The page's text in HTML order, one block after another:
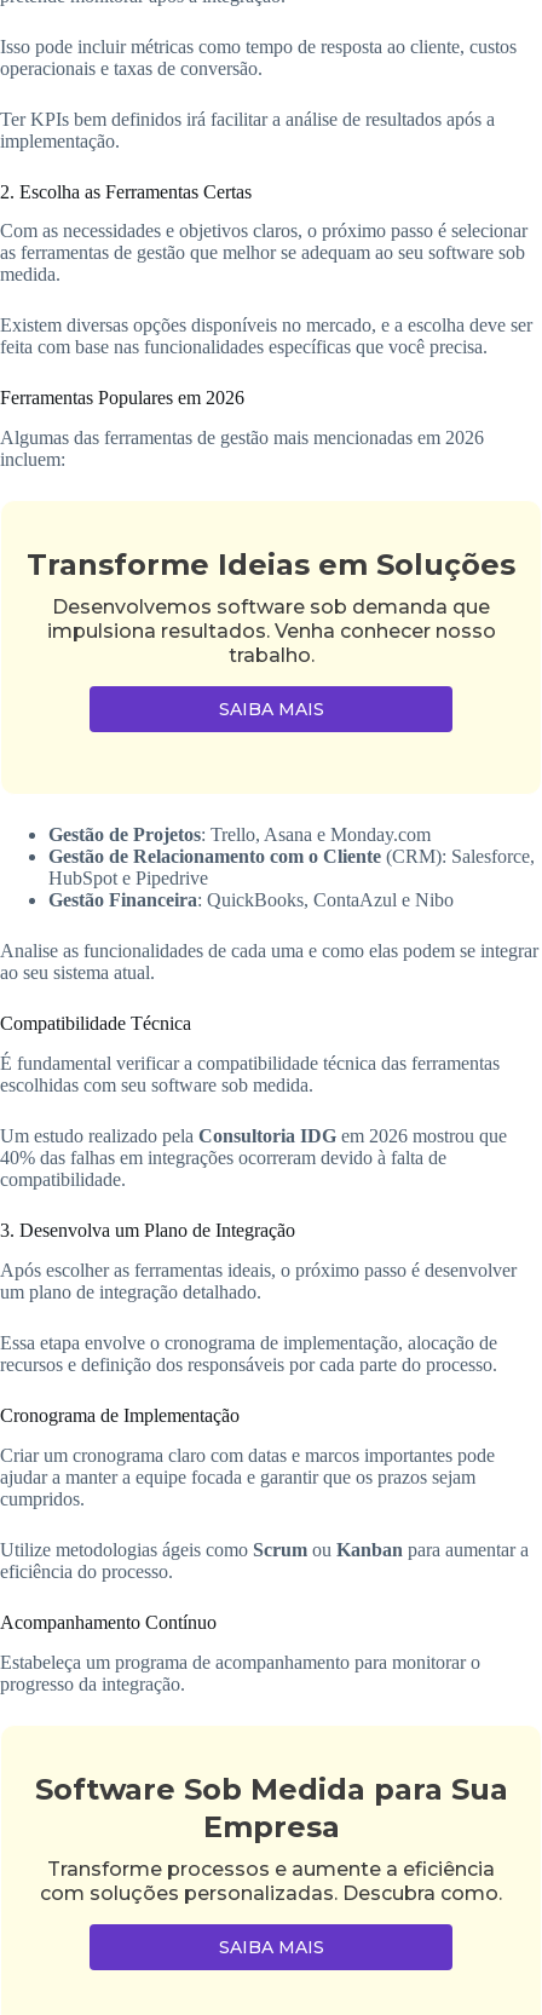
Isso pode incluir métricas como tempo de resposta ao cliente, custos
operacionais e taxas de conversão.
Ter KPIs bem definidos irá facilitar a análise de resultados após a
implementação.
2. Escolha as Ferramentas Certas
Com as necessidades e objetivos claros, o próximo passo é selecionar
as ferramentas de gestão que melhor se adequam ao seu software sob
medida.
Existem diversas opções disponíveis no mercado, e a escolha deve ser
feita com base nas funcionalidades específicas que você precisa.
Ferramentas Populares em 2026
Algumas das ferramentas de gestão mais mencionadas em 2026
incluem:
Transforme Ideias em Soluções
Desenvolvemos software sob demanda que
impulsiona resultados. Venha conhecer nosso
trabalho.
SAIBA MAIS
Gestão de Projetos: Trello, Asana e Monday.com
Gestão de Relacionamento com o Cliente (CRM): Salesforce,
HubSpot e Pipedrive
Gestão Financeira: QuickBooks, ContaAzul e Nibo
Analise as funcionalidades de cada uma e como elas podem se integrar
ao seu sistema atual.
Compatibilidade Técnica
É fundamental verificar a compatibilidade técnica das ferramentas
escolhidas com seu software sob medida.
Um estudo realizado pela Consultoria IDG em 2026 mostrou que
40% das falhas em integrações ocorreram devido à falta de
compatibilidade.
3. Desenvolva um Plano de Integração
Após escolher as ferramentas ideais, o próximo passo é desenvolver
um plano de integração detalhado.
Essa etapa envolve o cronograma de implementação, alocação de
recursos e definição dos responsáveis por cada parte do processo.
Cronograma de Implementação
Criar um cronograma claro com datas e marcos importantes pode
ajudar a manter a equipe focada e garantir que os prazos sejam
cumpridos.
Utilize metodologias ágeis como Scrum ou Kanban para aumentar a
eficiência do processo.
Acompanhamento Contínuo
Estabeleça um programa de acompanhamento para monitorar o
progresso da integração.
Software Sob Medida para Sua
Empresa
Transforme processos e aumente a eficiência
com soluções personalizadas. Descubra como.
SAIBA MAIS